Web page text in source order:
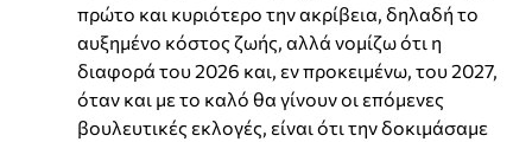
πρώτο και κυριότερο την ακρίβεια, δηλαδή το
αυξημένο κόστος ζωής, αλλά νομίζω ότι η
διαφορά του 2026 και, εν προκειμένω, του 2027,
όταν και με το καλό θα γίνουν οι επόμενες
βουλευτικές εκλογές, είναι ότι την δοκιμάσαμε